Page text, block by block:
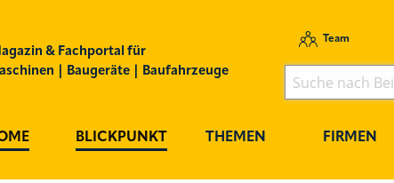
& Fachportal für
| Baugeräte | Baufahrzeuge
Team
BLICKPUNKT THEMEN FIRMEN